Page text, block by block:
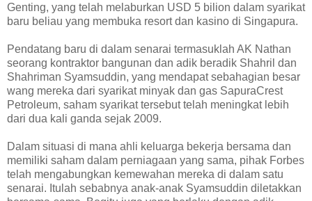
Genting, yang telah melaburkan USD 5 bilion dalam syarikat
baru beliau yang membuka resort dan kasino di Singapura.
Pendatang baru di dalam senarai termasuklah AK Nathan
seorang kontraktor bangunan dan adik beradik Shahril dan
Shahriman Syamsuddin, yang mendapat sebahagian besar
wang mereka dari syarikat minyak dan gas SapuraCrest
Petroleum, saham syarikat tersebut telah meningkat lebih
dari dua kali ganda sejak 2009.
Dalam situasi di mana ahli keluarga bekerja bersama dan
memiliki saham dalam perniagaan yang sama, pihak Forbes
telah mengabungkan kemewahan mereka di dalam satu
senarai. Itulah sebabnya anak-anak Syamsuddin diletakkan